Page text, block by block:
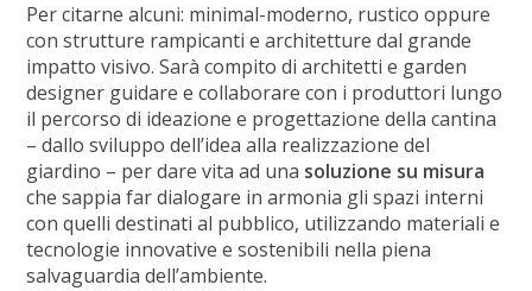
Per citarne alcuni: minimal-moderno, rustico oppure
con strutture rampicanti e architetture dal grande
impatto visivo. Sarà compito di architetti e garden
designer guidare e collaborare con i produttori lungo
il percorso di ideazione e progettazione della cantina
– dallo sviluppo dell’idea alla realizzazione del
giardino – per dare vita ad una soluzione su misura
che sappia far dialogare in armonia gli spazi interni
con quelli destinati al pubblico, utilizzando materiali e
tecnologie innovative e sostenibili nella piena
salvaguardia dell’ambiente.